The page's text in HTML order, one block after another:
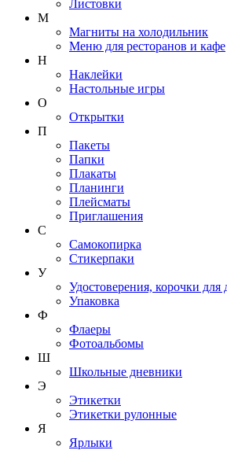
Листовки
М
Магниты на холодильник
Меню для ресторанов и кафе
Н
Наклейки
Настольные игры
О
Открытки
П
Пакеты
Папки
Плакаты
Планинги
Плейсматы
Приглашения
С
Самокопирка
Стикерпаки
У
Удостоверения, корочки для
Упаковка
Ф
Флаеры
Фотоальбомы
Ш
Школьные дневники
Э
Этикетки
Этикетки рулонные
Я
Ярлыки